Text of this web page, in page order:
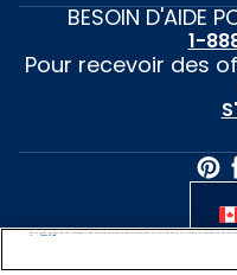
BESOIN D'AIDE
1-
Pour recevoir des
© 2026 Travel +